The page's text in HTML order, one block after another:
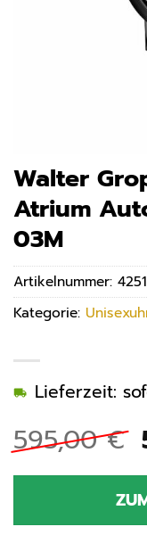
Walter
Atrium
03M
595,00€
Lieferzeit:
Artikelnummer:
Kategorie: